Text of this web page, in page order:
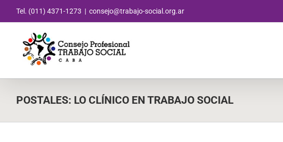
Tel. (011) 4371-1273 | consejo@trabajo-social.org.ar
POSTALES: LO CLÍNICO EN TRABAJO SOCIAL